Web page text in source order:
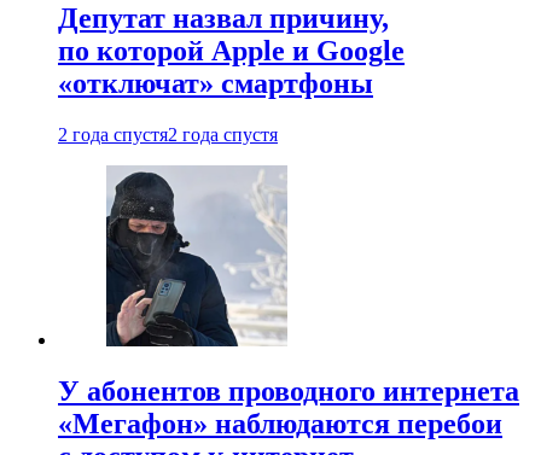
Депутат назвал причину,
по которой Apple и Google
«отключат» смартфоны
2 года спустя2 года спустя
У абонентов проводного интернета
«Мегафон» наблюдаются перебои